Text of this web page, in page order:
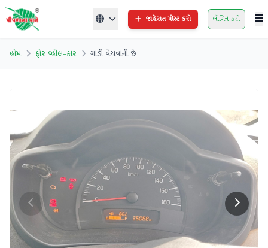
જાહેરાત પોસ્ટ કરો લૉગિન કરો
હોમ ફોર વ્હીલ-કાર ગાડી વેચવાની છે